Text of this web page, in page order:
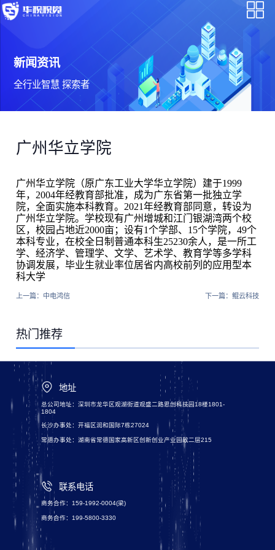
新闻资讯
全行业智慧 探索者
广州华立学院
广州华立学院（原广东工业大学华立学院）建于1999
年，2004年经教育部批准，成为广东省第一批独立学
院，全面实施本科教育。2021年经教育部同意，转设为
广州华立学院。学校现有广州增城和江门银湖湾两个校
区，校园占地近2000亩；设有1个学部、15个学院，49个
本科专业，在校全日制普通本科生25230余人，是一所工
学、经济学、管理学、文学、艺术学、教育学等多学科
协调发展，毕业生就业率位居省内高校前列的应用型本
科大学
上一篇： 中电鸿信 下一篇：鲲云科技
热门推荐
地址
总公司地址：深圳市龙华区观湖街道观盛二路思创科技园18楼1801-
1804
长沙办事处：开福区润和国际7栋27024
常德办事处：湖南省常德国家高新区创新创业产业园敌二层215
联系电话
商务合作：159-1992-0004(梁)
商务合作：199-5800-3330